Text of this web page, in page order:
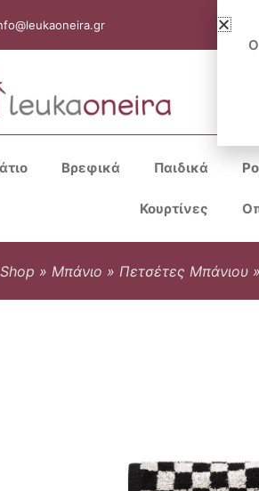
Βρεφικά Παιδικά
Κουρτίνες
Shop » Μπάνιο » Πετσέτες Μπάνιου »